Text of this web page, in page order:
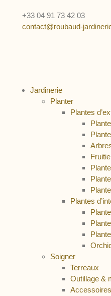
+33 04 91 73 42 03
contact@roubaud-
Jardinerie
Planter
Plantes
Plantes
Soigner
Terreaux
Outillage &